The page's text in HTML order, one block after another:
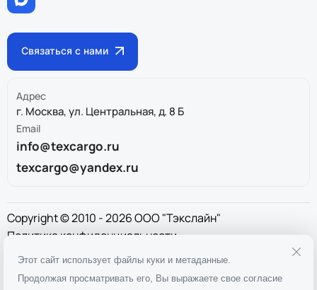
Связаться с нами
Адрес
г. Москва, ул. Центральная, д. 8 Б
Email
info@texcargo.ru
texcargo@yandex.ru
Copyright © 2010 - 2026 ООО "Тэкслайн"
Политика конфиденциальности
ИНН9717043325
ОГРН1167746911397
Этот сайт использует файлы куки и метаданные.
Продолжая просматривать его, Вы выражаете свое согласие